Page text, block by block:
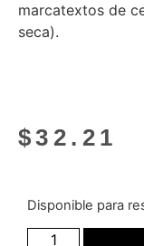
marcatextos de
seca).
$32.21
Disponible para